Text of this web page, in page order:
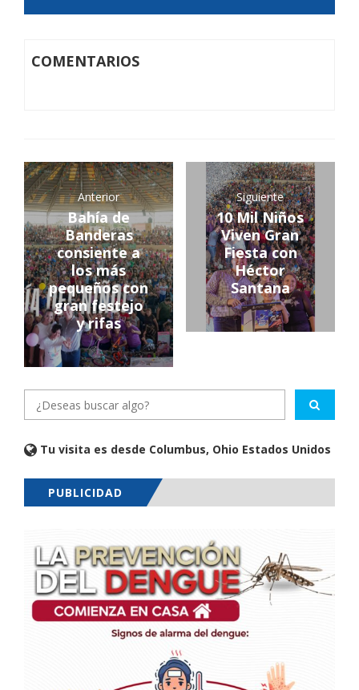
COMENTARIOS
Anterior
Bahía de
Banderas
consiente a
los más
pequeños con
gran festejo
y rifas
Siguiente
10 Mil Niños
Viven Gran
Fiesta con
Héctor
Santana
Tu visita es desde Columbus, Ohio Estados Unidos
PUBLICIDAD